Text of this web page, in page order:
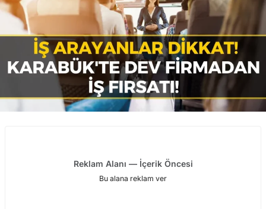
Reklam Alanı — İçerik Öncesi
Bu alana reklam ver